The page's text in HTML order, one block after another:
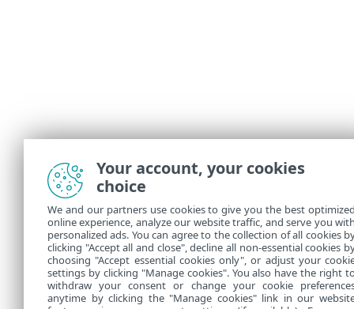
Your account, your cookies
choice
We and our partners use cookies to give you the best
online experience, analyze our website traffic, and serve you
personalized ads. You can agree to the collection of all cookies
clicking "Accept all and close", decline all non-essential cookies
choosing "Accept essential cookies only", or adjust your
settings by clicking "Manage cookies". You also have the right
withdraw your consent or change your cookie
anytime by clicking the "Manage cookies" link in our